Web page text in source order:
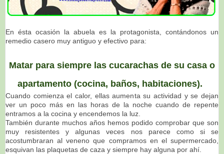
En ésta ocasión la abuela es la protagonista, contándonos un
remedio casero muy antiguo y efectivo para:
Matar para siempre las cucarachas de su casa o
apartamento (cocina, baños, habitaciones).
Cuando comienza el calor, ellas aumenta su actividad y se dejan
ver un poco más en las horas de la noche cuando de repente
entramos a la cocina y encendemos la luz.
También durante muchos años hemos podido comprobar que son
muy resistentes y algunas veces nos parece como si se
acostumbraran al veneno que compramos en el supermercado,
esquivan las plaquetas de caza y siempre hay alguna por ahí.